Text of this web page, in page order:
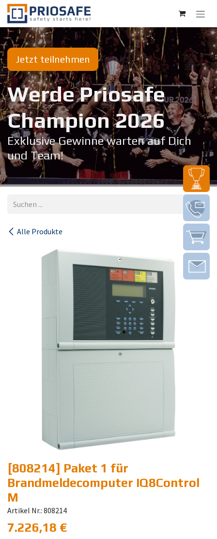
Zum Inhalt springen
Jetzt teilnehmen
Werde Priosafe
Champion 20​26
Exklusive Gewinne warten auf Dich
und Team!
Alle Produkte
[808214] Paket 1 für
Brandmeldecomputer IQ8Control
M
Artikel Nr.: 808214
7.226,18 €